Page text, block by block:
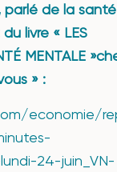
parlé de la santé
livre « LES
MENTALE
» :
economie/
24-juin_VN-